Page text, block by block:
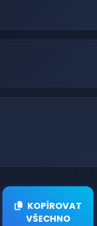
KOPÍROVAT
VŠECHNO